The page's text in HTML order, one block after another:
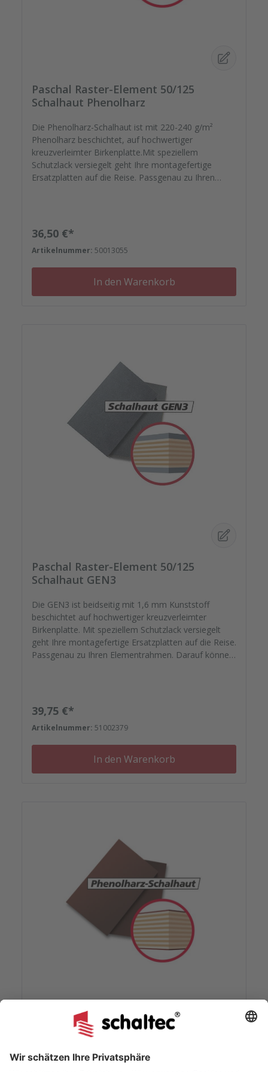
Paschal Raster-Element 50/125
Schalhaut Phenolharz
Die Phenolharz-Schalhaut ist mit 220-240 g/m²
Phenolharz beschichtet, auf hochwertiger
kreuzverleimter Birkenplatte.Mit speziellem
Schutzlack versiegelt geht Ihre montagefertige
Ersatzplatten auf die Reise. Passgenau zu Ihren
Nieten, Schrauben, Kunststoffeinsätzen bis zu
Reparaturplättchen.
Regulärer Preis:
36,50 €*
Artikelnummer: 50013055
In den Warenkorb
Paschal Raster-Element 50/125
Schalhaut GEN3
Die GEN3 ist beidseitig mit 1,6 mm Kunststoff
beschichtet auf hochwertiger kreuzverleimter
Birkenplatte. Mit speziellem Schutzlack versiegelt
geht Ihre montagefertige Ersatzplatten auf die Reise.
Passgenau zu Ihren Elementrahmen. Darauf können
Kunststoffeinsätzen bis zu Reparaturplättchen.
Regulärer Preis:
39,75 €*
Artikelnummer: 51002379
In den Warenkorb
Schalhaut Phenolharz